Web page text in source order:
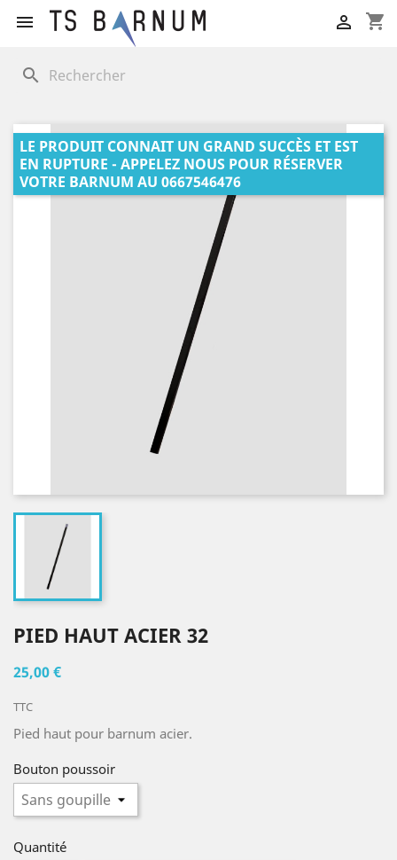
 shopping_cart

search
LE PRODUIT CONNAIT UN GRAND SUCCÈS ET EST
EN RUPTURE - APPELEZ NOUS POUR RÉSERVER
VOTRE BARNUM AU 0667546476
PIED HAUT ACIER 32
25,00 €
TTC
Pied haut pour barnum acier.
Bouton poussoir
Quantité